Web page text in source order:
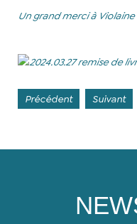
Un grand merci à
Précédent Suivant